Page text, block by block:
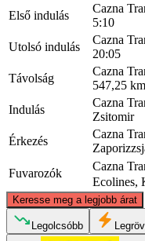
Első indulás
Cazna
5:10
Utolsó indulás
Cazna
20:05
Távolság
Cazna
547,25 km
Indulás
Cazna
Zsitomir
Érkezés
Cazna
Fuvarozók
Cazna
Ecolines,
Keresse meg a legjobb árat
Zhytomyr
Legolcsóbb